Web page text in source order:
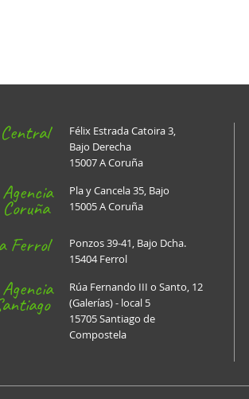
Félix Estrada Catoira 3,
Bajo Derecha
15007 A Coruña
Agencia
Pla y Cancela 35, Bajo
15005 A Coruña
Ferrol
Ponzos 39-41, Bajo Dcha.
15404 Ferrol
Agencia
Rúa Fernando III o Santo, 12
(Galerías) - local 5
15705 Santiago de
Compostela